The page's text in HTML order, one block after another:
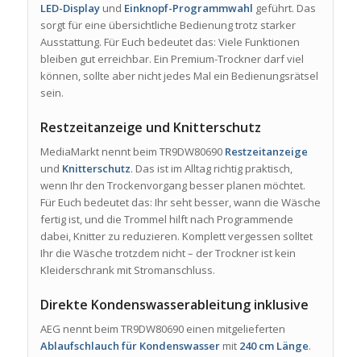
LED-Displayund Einknopf-Programmwahl geführt. Das
sorgt für eine übersichtliche Bedienung trotz starker
Ausstattung. Für Euch bedeutet das: Viele Funktionen
bleiben gut erreichbar. Ein Premium-Trockner darf viel
können, sollte aber nicht jedes Mal ein Bedienungsrätsel
sein.
Restzeitanzeige und Knitterschutz
MediaMarkt nennt beim TR9DW80690 Restzeitanzeige
und Knitterschutz. Das ist im Alltag richtig praktisch,
wenn Ihr den Trockenvorgang besser planen möchtet.
Für Euch bedeutet das: Ihr seht besser, wann die Wäsche
fertig ist, und die Trommel hilft nach Programmende
dabei, Knitter zu reduzieren. Komplett vergessen solltet
Ihr die Wäsche trotzdem nicht – der Trockner ist kein
Kleiderschrank mit Stromanschluss.
Direkte Kondenswasserableitung inklusive
AEG nennt beim TR9DW80690 einen mitgelieferten
Ablaufschlauch für Kondenswassermit 240 cm Länge.